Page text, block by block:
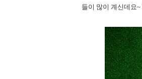
들이 많이 계신데요~